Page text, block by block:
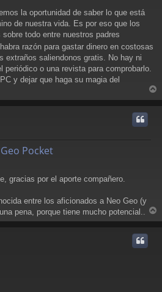
la oportunidad de saber lo que está
de nuestra vida. Es por eso que los
todo entre nuestros padres
razón para gastar dinero en costosas
extraños saliendonos gratis. No hay ni
periódico o una revista para comprobarlo.
y dejar que haga su magia del
r
Pocket
gracias por el aporte compañero.
entre los aficionados a Neo Geo (y
pena, porque tiene mucho potencial..
r